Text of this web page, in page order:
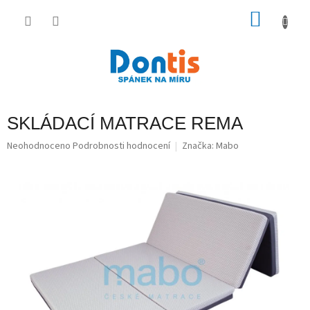
SKLÁDACÍ MATRACE REMA
Průměrné
Neohodnoceno Podrobnosti hodnocení Značka: Mabo